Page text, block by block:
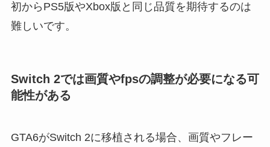
初からPS5版やXbox版と同じ品質を期待するのは
難しいです。
Switch 2では画質やfpsの調整が必要になる可
能性がある
GTA6がSwitch 2に移植される場合、画質やフレー